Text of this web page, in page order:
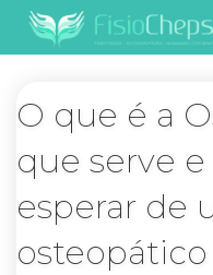
O que é a
que serve
esperar de
osteopático